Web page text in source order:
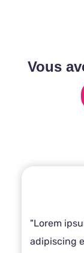
Vous
"Lorem
adipiscing